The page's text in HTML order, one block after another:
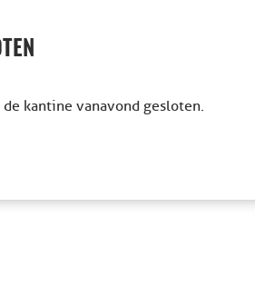
kantine vanavond gesloten.